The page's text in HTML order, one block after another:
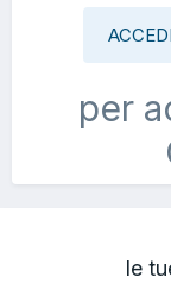
ACCEDI
per
le